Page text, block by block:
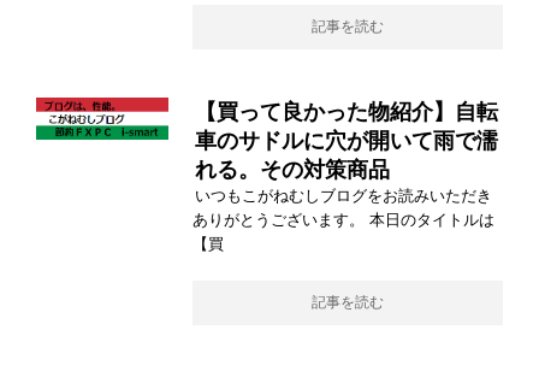
記事を読む
【買って良かった物紹介】自転
車のサドルに穴が開いて雨で濡
れる。その対策商品
いつもこがねむしブログをお読みいただき
ありがとうございます。 本日のタイトルは
【買
記事を読む